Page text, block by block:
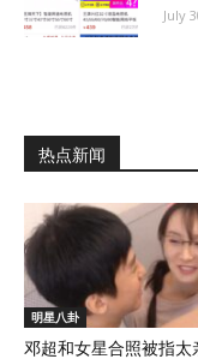
July
热点新闻
明星八卦
邓超和女星合照被指太